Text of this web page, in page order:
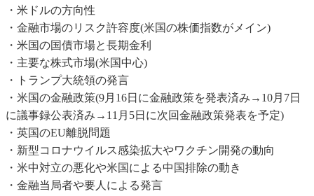
・米ドルの方向性
・金融市場のリスク許容度(米国の株価指数がメイン)
・米国の国債市場と長期金利
・主要な株式市場(米国中心)
・トランプ大統領の発言
・米国の金融政策(9月16日に金融政策を発表済み→10月7日
に議事録公表済み→11月5日に次回金融政策発表を予定)
・英国のEU離脱問題
・新型コロナウイルス感染拡大やワクチン開発の動向
・米中対立の悪化や米国による中国排除の動き
・金融当局者や要人による発言